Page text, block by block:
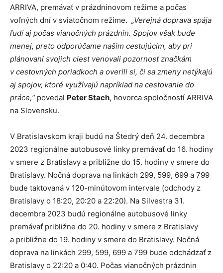
ARRIVA, premávať v prázdninovom režime a počas
voľných dní v sviatočnom režime. „Verejná doprava spája
ľudí aj počas vianočných prázdnin. Spojov však bude
menej, preto odporúčame našim cestujúcim, aby pri
plánovaní svojich ciest venovali pozornosť značkám
v cestovných poriadkoch a overili si, či sa zmeny netýkajú
aj spojov, ktoré využívajú napríklad na cestovanie do
práce,“povedal Peter Stach, hovorca spoločností ARRIVA
na Slovensku.
V Bratislavskom kraji budú na Štedrý deň 24. decembra
2023 regionálne autobusové linky premávať do 16. hodiny
v smere z Bratislavy a približne do 15. hodiny v smere do
Bratislavy. Nočná doprava na linkách 299, 599, 699 a 799
bude taktovaná v 120-minútovom intervale (odchody z
Bratislavy o 18:20, 20:20 a 22:20). Na Silvestra 31.
decembra 2023 budú regionálne autobusové linky
premávať približne do 20. hodiny v smere z Bratislavy
a približne do 19. hodiny v smere do Bratislavy. Nočná
doprava na linkách 299, 599, 699 a 799 bude odchádzať z
Bratislavy o 22:20 a 0:40. Počas vianočných prázdnin